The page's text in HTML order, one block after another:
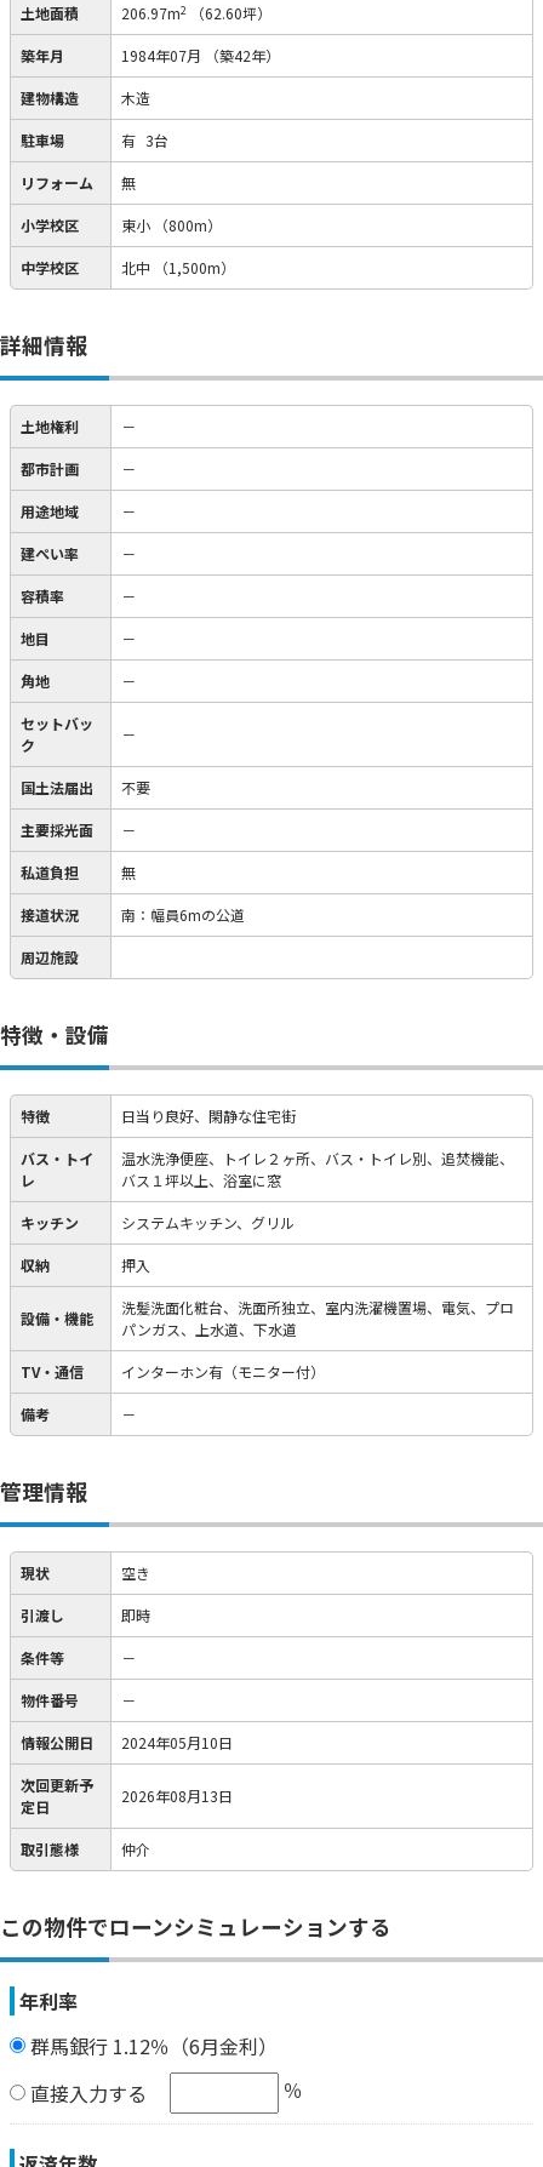
土地面積 206.97m2 （62.60坪）
築年月 1984年07月 （築42年）
建物構造 木造
駐車場 有 3台
リフォーム 無
小学校区 東小 （800m）
中学校区 北中 （1,500m）
詳細情報
土地権利 －
都市計画 －
用途地域 －
建ぺい率 －
容積率 －
地目 －
角地 －
セットバッ
ク
－
国土法届出 不要
主要採光面 －
私道負担 無
接道状況 南：幅員6mの公道
周辺施設
特徴・設備
特徴 日当り良好、閑静な住宅街
バス・トイ
レ
温水洗浄便座、トイレ２ヶ所、バス・トイレ別、追焚機能、
バス１坪以上、浴室に窓
キッチン システムキッチン、グリル
収納 押入
設備・機能
洗髪洗面化粧台、洗面所独立、室内洗濯機置場、電気、プロ
パンガス、上水道、下水道
TV・通信 インターホン有（モニター付）
備考 －
管理情報
現状 空き
引渡し 即時
条件等 －
物件番号 －
情報公開日 2024年05月10日
次回更新予
定日
2026年08月13日
取引態様 仲介
この物件でローンシミュレーションする
年利率
群馬銀行 1.12％（6月金利）
直接入力する
％